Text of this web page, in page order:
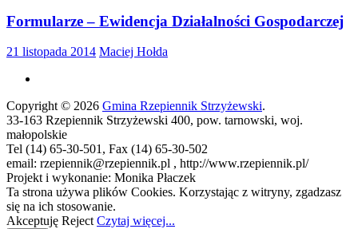
Formularze – Ewidencja Działalności Gospodarczej
21 listopada 2014 Maciej Hołda
Copyright © 2026 Gmina Rzepiennik Strzyżewski.
33-163 Rzepiennik Strzyżewski 400, pow. tarnowski, woj.
małopolskie
Tel (14) 65-30-501, Fax (14) 65-30-502
email: rzepiennik@rzepiennik.pl , http://www.rzepiennik.pl/
Projekt i wykonanie: Monika Płaczek
Ta strona używa plików Cookies. Korzystając z witryny, zgadzasz
się na ich stosowanie.
Akceptuję Reject Czytaj więcej...